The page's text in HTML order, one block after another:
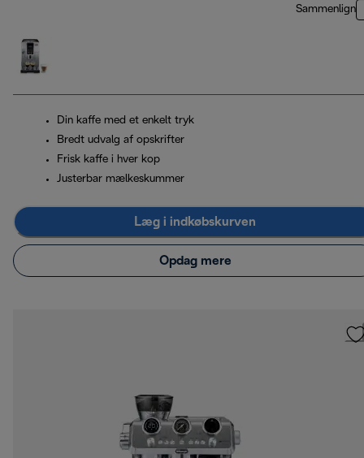
Sammenlign
Din kaffe med et enkelt tryk
Bredt udvalg af opskrifter
Frisk kaffe i hver kop
Justerbar mælkeskummer
Læg i indkøbskurven
Opdag mere